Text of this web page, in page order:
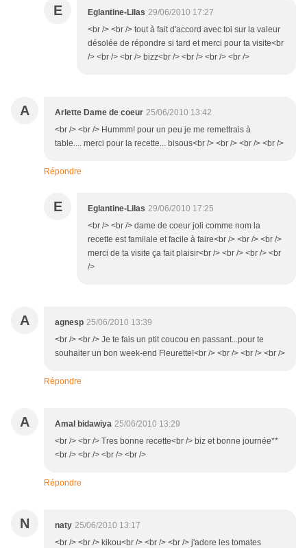
E Eglantine-Lilas 29/06/2010 17:27
<br /> <br /> tout à fait d'accord avec toi sur la valeur
désolée de répondre si tard et merci pour ta visite<br
/> <br /> <br /> bizz<br /> <br /> <br /> <br />
A Arlette Dame de coeur 25/06/2010 13:42
<br /> <br /> Hummm! pour un peu je me remettrais à
table.... merci pour la recette... bisous<br /> <br /> <br /> <br />
Répondre
E Eglantine-Lilas 29/06/2010 17:25
<br /> <br /> dame de coeur joli comme nom la
recette est familale et facile à faire<br /> <br /> <br />
merci de ta visite ça fait plaisir<br /> <br /> <br /> <br
/>
A agnesp 25/06/2010 13:39
<br /> <br /> Je te fais un ptit coucou en passant...pour te
souhaiter un bon week-end Fleurette!<br /> <br /> <br /> <br />
Répondre
A Amal bidawiya 25/06/2010 13:29
<br /> <br /> Tres bonne recette<br /> biz et bonne journée**
<br /> <br /> <br /> <br />
Répondre
N naty 25/06/2010 13:17
<br /> <br /> kikou<br /> <br /> <br /> j'adore les tomates